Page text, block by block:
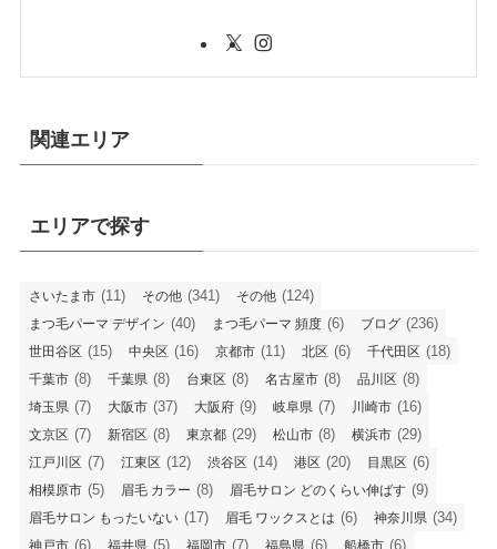
関連エリア
エリアで探す
さいたま市 (11) その他 (341) その他 (124)
まつ毛パーマ デザイン (40) まつ毛パーマ 頻度 (6) ブログ (236)
世田谷区 (15) 中央区 (16) 京都市 (11) 北区 (6) 千代田区 (18)
千葉市 (8) 千葉県 (8) 台東区 (8) 名古屋市 (8) 品川区 (8)
埼玉県 (7) 大阪市 (37) 大阪府 (9) 岐阜県 (7) 川崎市 (16)
文京区 (7) 新宿区 (8) 東京都 (29) 松山市 (8) 横浜市 (29)
江戸川区 (7) 江東区 (12) 渋谷区 (14) 港区 (20) 目黒区 (6)
相模原市 (5) 眉毛 カラー (8) 眉毛サロン どのくらい伸ばす (9)
眉毛サロン もったいない (17) 眉毛 ワックスとは (6) 神奈川県 (34)
神戸市 (6) 福井県 (5) 福岡市 (7) 福島県 (6) 船橋市 (6)